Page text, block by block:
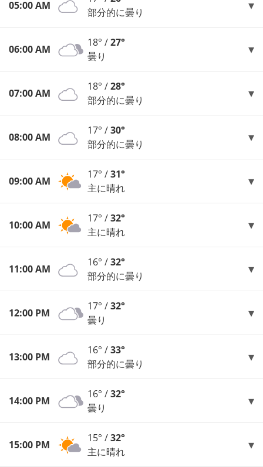
05:00 AM
部分的に曇り
06:00 AM
18° /27°
曇り
07:00 AM
18° /28°
部分的に曇り
08:00 AM
17° /30°
部分的に曇り
09:00 AM
17° /31°
主に晴れ
10:00 AM
17° /32°
主に晴れ
11:00 AM
16° /32°
部分的に曇り
12:00 PM
17° /32°
曇り
13:00 PM
16° /33°
部分的に曇り
14:00 PM
16° /32°
曇り
15:00 PM
15° /32°
主に晴れ